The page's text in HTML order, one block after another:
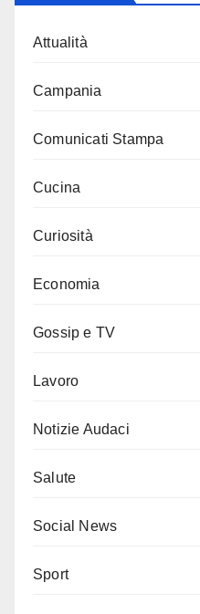
Attualità
Campania
Comunicati Stampa
Cucina
Curiosità
Economia
Gossip e TV
Lavoro
Notizie Audaci
Salute
Social News
Sport